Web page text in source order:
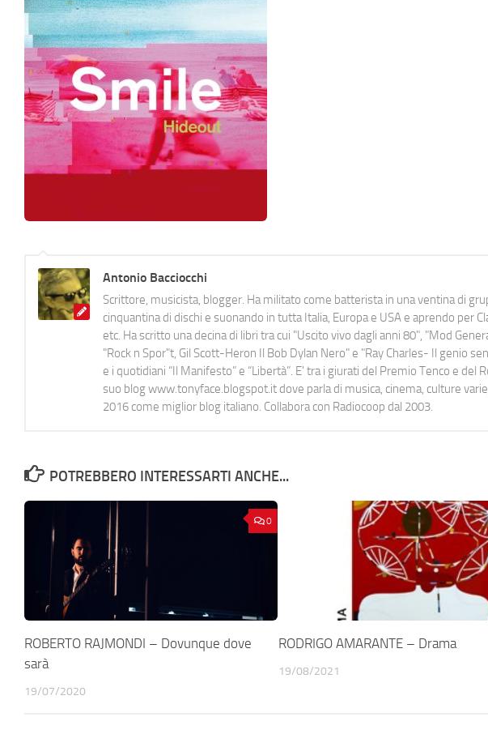
Antonio Bacciocchi
Scrittore, musicista, blogger. Ha militato come batterista in una ventina di
cinquantina di dischi e suonando in tutta Italia, Europa e USA e aprendo per
etc. Ha scritto una decina di libri tra cui "Uscito vivo dagli anni 80", "Mod
"Rock n Spor"t, Gil Scott-Heron Il Bob Dylan Nero" e "Ray Charles- Il genio
e i quotidiani “Il Manifesto” e “Libertà”. E' tra i giurati del Premio Tenco e
suo blog www.tonyface.blogspot.it dove parla di musica, cinema, culture
2016 come miglior blog italiano. Collabora con Radiocoop dal 2003.
POTREBBERO INTERESSARTI ANCHE...
0
ROBERTO RAJMONDI – Dovunque dove
sarà
19/07/2020
RODRIGO AMARANTE – Drama
19/08/2021